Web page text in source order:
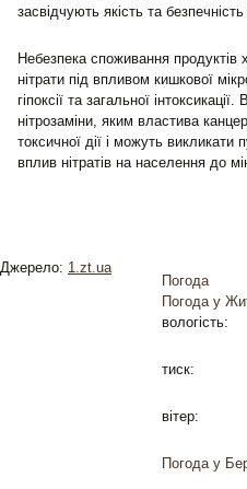
засвідчують якість та безпечність
Небезпека споживання продуктів
нітрати під впливом кишкової
гіпоксії та загальної
нітрозаміни, яким властива
токсичної дії і можуть
вплив нітратів на населення до
Джерело: 1.zt.ua
Погода
Погода у
вологість:
тиск:
вітер:
Погода у